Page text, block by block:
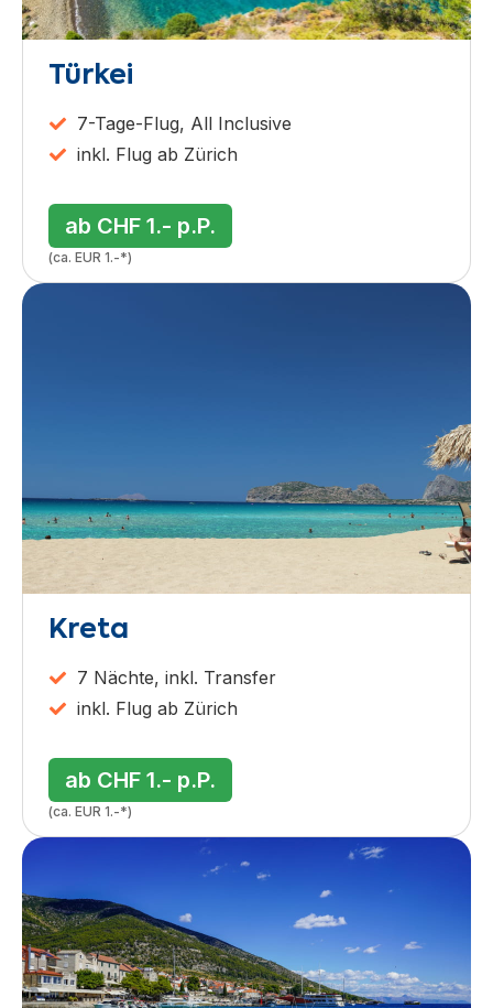
Türkei
7-Tage-Flug, All Inclusive
inkl. Flug ab Zürich
ab CHF 1.- p.P.
(ca. EUR 1.-*)
Kreta
7 Nächte, inkl. Transfer
inkl. Flug ab Zürich
ab CHF 1.- p.P.
(ca. EUR 1.-*)